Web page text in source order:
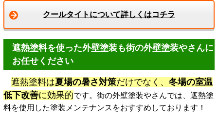
クールタイトについて詳しくはコチラ
遮熱塗料を使った外壁塗装も街の外壁塗装やさんに
お任せください
遮熱塗料は夏場の暑さ対策だけでなく、 冬場の室温
低下改善に効果的です。街の外壁塗装やさんでは、遮熱塗
料を使用した塗装メンテナンスをおすすめしております！